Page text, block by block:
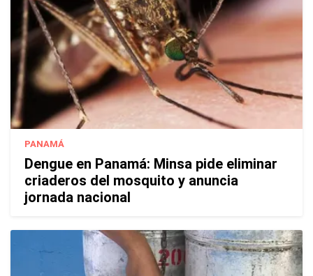
PANAMÁ
Dengue en Panamá: Minsa pide eliminar
criaderos del mosquito y anuncia
jornada nacional